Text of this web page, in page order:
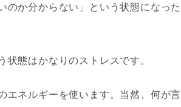
のか分からない」という状態になった
態はかなりのストレスです。
エネルギーを使います。当然、何が言